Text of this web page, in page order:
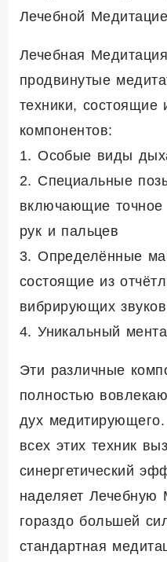
Лечебной
Лечебная
продвинутые
техники,
компонентов:
1. Особые виды
2. Специальные
включающие точное
рук и пальцев
3. Определённые
состоящие из
вибрирующих звуков
4. Уникальный
Эти различные
полностью
дух
всех этих техник
синергетический
наделяет Лечебную
гораздо большей
стандартная